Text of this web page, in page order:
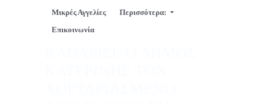
Μικρές Αγγελίες
Περισσότερα:
Επικοινωνία